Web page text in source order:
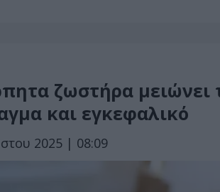
ζωστήρα μειώνει
και εγκεφαλικό
2025 | 08:09